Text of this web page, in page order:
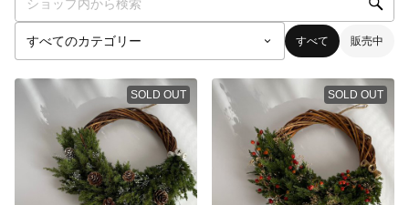
すべて 販売中
SOLD OUT SOLD OUT